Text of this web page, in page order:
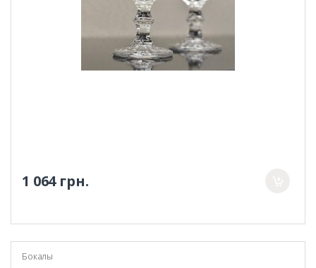
1 064 грн.
Бокалы